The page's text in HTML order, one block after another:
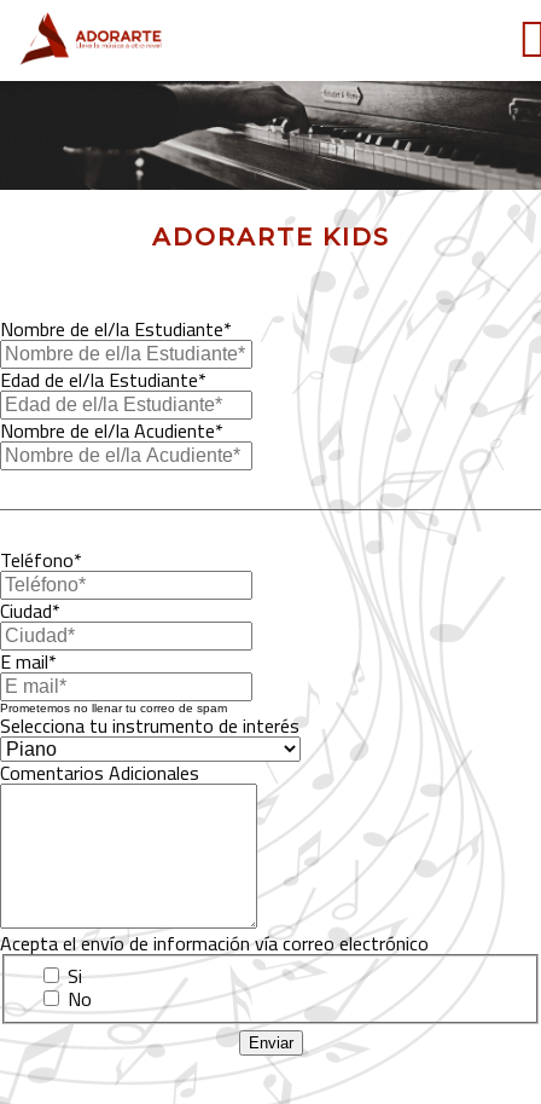
ADORARTE KIDS
Nombre de el/la Estudiante*
Edad de el/la Estudiante*
Nombre de el/la Acudiente*
Teléfono*
Ciudad*
E mail*
Prometemos no llenar tu correo de spam
Selecciona tu instrumento de interés
Comentarios Adicionales
Acepta el envío de información vía correo electrónico
Si
No
Enviar